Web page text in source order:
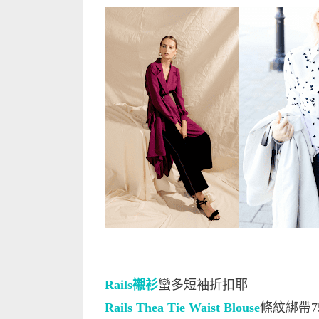
Rails襯衫蠻多短袖折扣耶
Rails Thea Tie Waist Blouse條紋綁帶